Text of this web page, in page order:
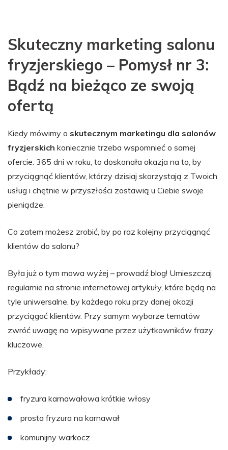
Skuteczny marketing salonu
fryzjerskiego – Pomysł nr 3:
Bądź na bieżąco ze swoją
ofertą
Kiedy mówimy o skutecznym marketingu dla salonów
fryzjerskich koniecznie trzeba wspomnieć o samej
ofercie. 365 dni w roku, to doskonała okazja na to, by
przyciągnąć klientów, którzy dzisiaj skorzystają z Twoich
usług i chętnie w przyszłości zostawią u Ciebie swoje
pieniądze.
Co zatem możesz zrobić, by po raz kolejny przyciągnąć
klientów do salonu?
Była już o tym mowa wyżej – prowadź blog! Umieszczaj
regularnie na stronie internetowej artykuły, które będą na
tyle uniwersalne, by każdego roku przy danej okazji
przyciągać klientów. Przy samym wyborze tematów
zwróć uwagę na wpisywane przez użytkowników frazy
kluczowe.
Przykłady:
fryzura karnawałowa krótkie włosy
prosta fryzura na karnawał
komunijny warkocz